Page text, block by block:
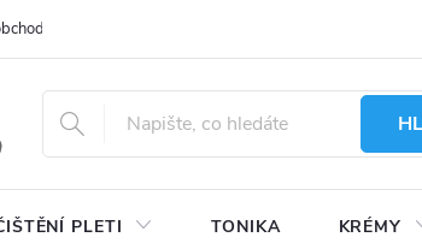
PLETI TONIKA KRÉMY